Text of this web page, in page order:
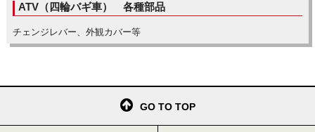
ATV（四輪バギ車） 各種部品
チェンジレバー、外観カバー等
GO TO TOP